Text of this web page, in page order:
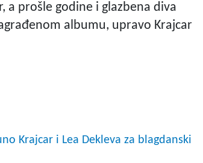
a prošle godine i glazbena diva
albumu, upravo Krajcar
Krajcar i Lea Dekleva za blagdanski